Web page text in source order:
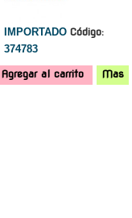
IMPORTADO Código:
374783
Agregar al carrito Mas